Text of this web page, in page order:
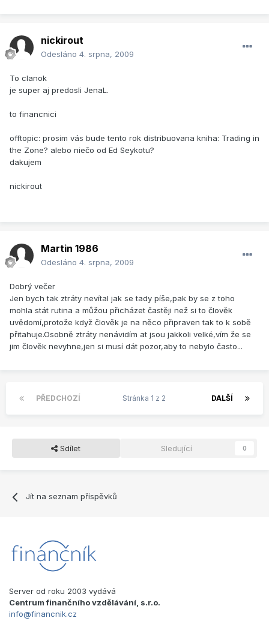
nickirout
Odesláno 4. srpna, 2009
To clanok
je super aj predosli JenaL.
to financnici
offtopic: prosim vás bude tento rok distribuovana kniha: Trading in
the Zone? alebo niečo od Ed Seykotu?
dakujem
nickirout
Martin 1986
Odesláno 4. srpna, 2009
Dobrý večer
Jen bych tak ztráty nevítal jak se tady píše,pak by se z toho
mohla stát rutina a můžou přicházet častěji než si to člověk
uvědomí,protože když člověk je na něco připraven tak to k sobě
přitahuje.Osobně ztráty nenávidím at jsou jakkoli velké,vím že se
jim člověk nevyhne,jen si musí dát pozor,aby to nebylo často...
PŘEDCHOZÍ DALŠÍ
Stránka 1 z 2
Sdílet Sledující 0
Jít na seznam příspěvků
Server od roku 2003 vydává
Centrum finančního vzdělávání, s.r.o.
info@financnik.cz